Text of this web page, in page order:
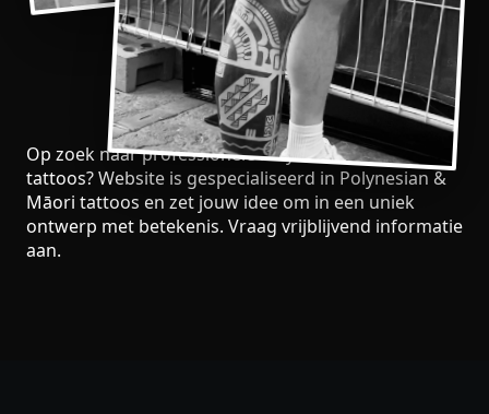
Op zoek naar professionele Polynesian & Māori
tattoos? Website is gespecialiseerd in Polynesian &
Māori tattoos en zet jouw idee om in een uniek
ontwerp met betekenis. Vraag vrijblijvend informatie
aan.